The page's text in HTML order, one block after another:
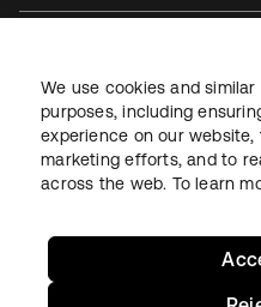
JuridiquePolitique de
Conditions d’utilisation du site
Paramètres des cookies
We use cookies and
purposes, including
experience on our
marketing efforts, and to
across the web. To learn